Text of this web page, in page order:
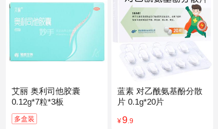
艾丽 奥利司他胶囊
0.12g*7粒*3板
多盒装
蓝素 对乙酰氨基酚分散
片 0.1g*20片
¥9.9